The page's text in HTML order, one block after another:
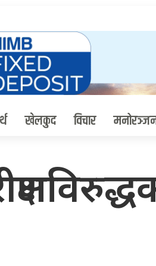
खेलकुद विचार